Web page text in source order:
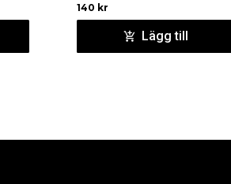
140 kr
Lägg till